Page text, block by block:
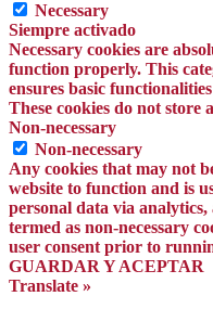
Necessary
Siempre activado
Necessary cookies are
function properly. This
ensures basic
These cookies do not
Non-necessary
Non-necessary
Any cookies that may not
website to function and is
personal data via
termed as non-necessary
user consent prior to
GUARDAR Y ACEPTAR
Translate »